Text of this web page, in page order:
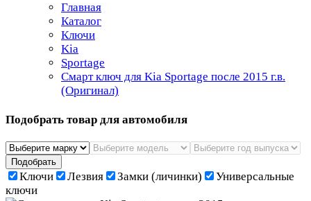
Главная
Каталог
Ключи
Kia
Sportage
Смарт ключ для Kia Sportage после 2015 г.в.
(Оригинал)
Подобрать товар для автомобиля
Подобрать
Ключи Лезвия Замки (личинки)
Универсальные
ключи